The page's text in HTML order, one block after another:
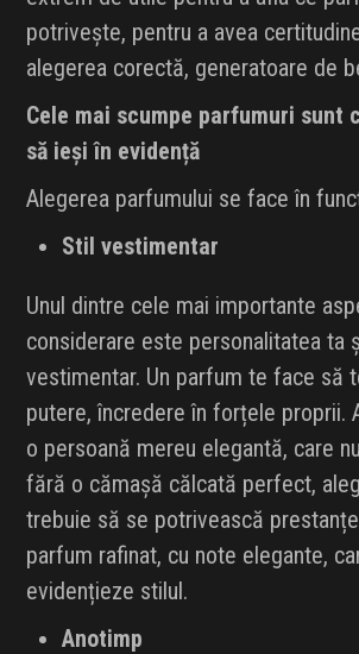
potrivește, pentru a avea
alegerea corectă, generatoare de
Cele mai scumpe parfumuri sunt
să ieși în evidență
Alegerea parfumului se face în
Stil vestimentar
Unul dintre cele mai importante
considerare este personalitatea ta
vestimentar. Un parfum te face să
putere, încredere în forțele proprii.
o persoană mereu elegantă, care
fără o cămașă călcată perfect,
trebuie să se potrivească
parfum rafinat, cu note elegante,
evidențieze stilul.
Anotimp